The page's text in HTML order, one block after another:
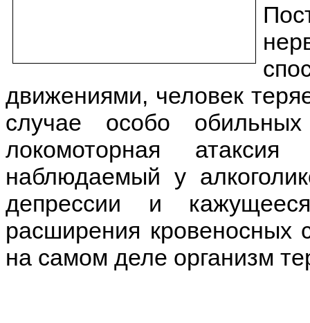
движениями, человек
случае особо
локомоторная
наблюдаемый у
депрессии и
расширения кровеносных
на самом деле организм